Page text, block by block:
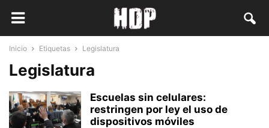
Inicio Etiquetas Legislatura
Legislatura
Escuelas sin celulares:
restringen por ley el uso de
dispositivos móviles